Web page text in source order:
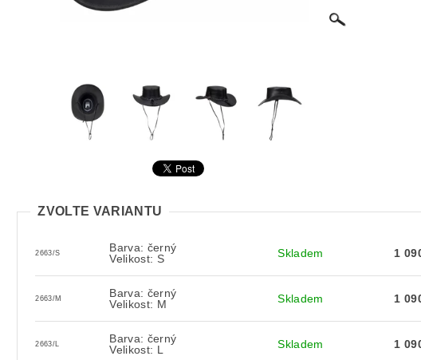
ZVOLTE VARIANTU
2663/S
Barva: černý
Velikost: S
Skladem 1
2663/M
Barva: černý
Velikost: M
Skladem 1
2663/L
Barva: černý
Velikost: L
Skladem 1